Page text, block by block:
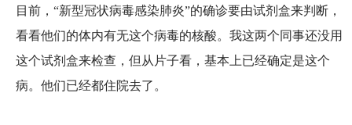
目前，“新型冠状病毒感染肺炎”的确诊要由试剂盒来判断，
看看他们的体内有无这个病毒的核酸。我这两个同事还没用
这个试剂盒来检查，但从片子看，基本上已经确定是这个
病。他们已经都住院去了。